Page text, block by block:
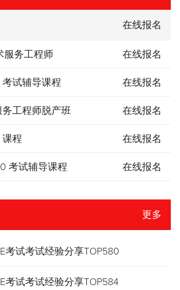
在线报名
服务工程师 在线报名
考试辅导课程 在线报名
工程师脱产班 在线报名
课程 在线报名
考试辅导课程 在线报名
更多
考试考试经验分享TOP580
考试考试经验分享TOP584